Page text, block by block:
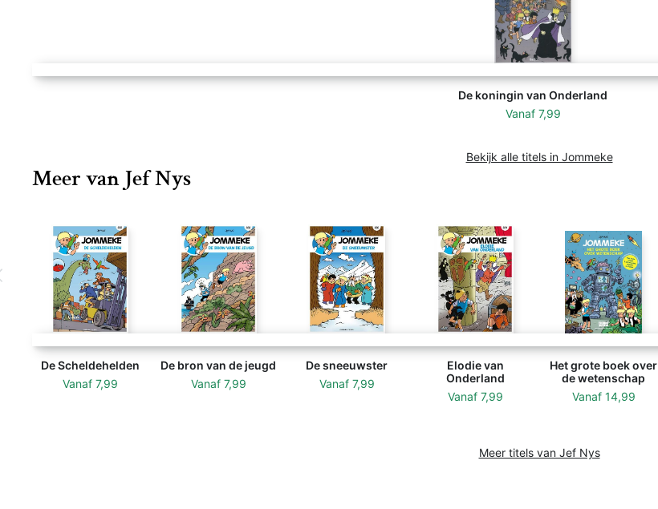
De koningin van Onderland
Vanaf 7,99
Bekijk alle titels in Jommeke
Meer van Jef Nys
De Scheldehelden
Vanaf 7,99
De bron van de jeugd
Vanaf 7,99
De sneeuwster
Vanaf 7,99
Elodie van
Onderland
Vanaf 7,99
Het grote boek over
de wetenschap
Vanaf 14,99
Meer titels van Jef Nys